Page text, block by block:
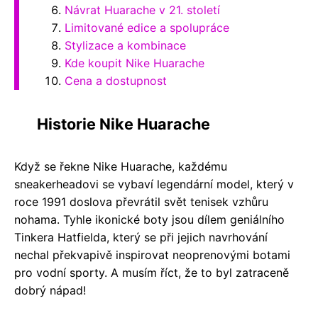
Návrat Huarache v 21. století
Limitované edice a spolupráce
Stylizace a kombinace
Kde koupit Nike Huarache
Cena a dostupnost
Historie Nike Huarache
Když se řekne Nike Huarache, každému
sneakerheadovi se vybaví legendární model, který v
roce 1991 doslova převrátil svět tenisek vzhůru
nohama. Tyhle ikonické boty jsou dílem geniálního
Tinkera Hatfielda, který se při jejich navrhování
nechal překvapivě inspirovat neoprenovými botami
pro vodní sporty. A musím říct, že to byl zatraceně
dobrý nápad!